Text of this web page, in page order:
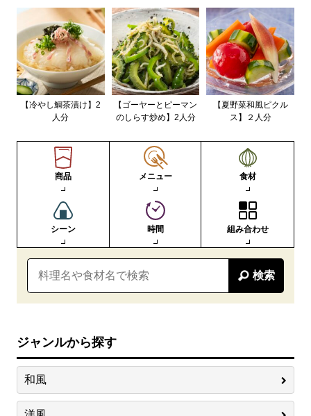
【冷やし鯛茶漬け】2
人分
【ゴーヤーとピーマン
のしらす炒め】2人分
【夏野菜和風ピクル
ス】２人分
商品 メニュー 食材
シーン 時間 組み合わせ
検索
ジャンルから探す
和風